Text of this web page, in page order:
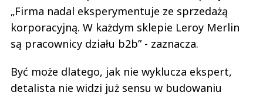
„Firma nadal eksperymentuje ze sprzedażą
korporacyjną. W każdym sklepie Leroy Merlin
są pracownicy działu b2b” - zaznacza.
Być może dlatego, jak nie wyklucza ekspert,
detalista nie widzi już sensu w budowaniu